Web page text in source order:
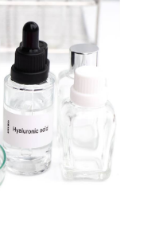
基
礎
原
料
(
B
a
s
i
c
r
a
w
m
a
t
e
ri
a
l
s
)
植物萃取 (Plant extracts)
界面活性劑 (Surfactant)
乳化劑 (Emulsifier)
保濕成分 (Moisturizing)
美白成分 (Whitening)
特
殊
單
體
(
S
p
e
c
i
a
l
m
o
n
o
m
e
r
)
矽
烷
偶
聯
劑
(
Si
l
a
n
e
c
o
u
p
li
n
g
a
g
e
n
t
)
吸附劑 (Adsorbent)
客
製
化
觸
媒
(
C
u
s
t
o
mi
z
e
d
c
a
t
al
y
s
t
)
新
品
開
(
N
e
w
p
r
o
d
u
c
t
d
e
v
el
o
p
m
e
n
t
天
然
防
腐
劑
(
N
a
t
u
r
a
l
p
r
e
s
e
r
v
a
ti
v
e
s
)
生質1,3-BG (Bio-1,3-BG)
生
質
丁
二
酸
(
Bi
o
-
s
u
c
ci
ni
c
a
ci
d
)
)
生
質
壬
二
酸
(
Bi
o
-
a
z
e
l
ai
c
a
ci
d
)
有
機
酸
與
其
鹽
類
產
品
(
O
r
g
a
ni
c
a
ci
d
s
a
n
d
t
h
e
i
r
s
a
l
t
s
)
有
機
醇
類
(
O
r
g
a
ni
c
al
c
o
h
o
l
s
)
樹
脂
改
質
劑
(
R
e
si
n
m
o
di
f
i
e
r
)
塑
添
加
劑
(
Pl
a
s
ti
c
a
d
di
ti
v
e
s